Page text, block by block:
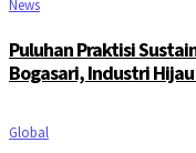
News
Puluhan Praktisi
Bogasari, Industri
Global